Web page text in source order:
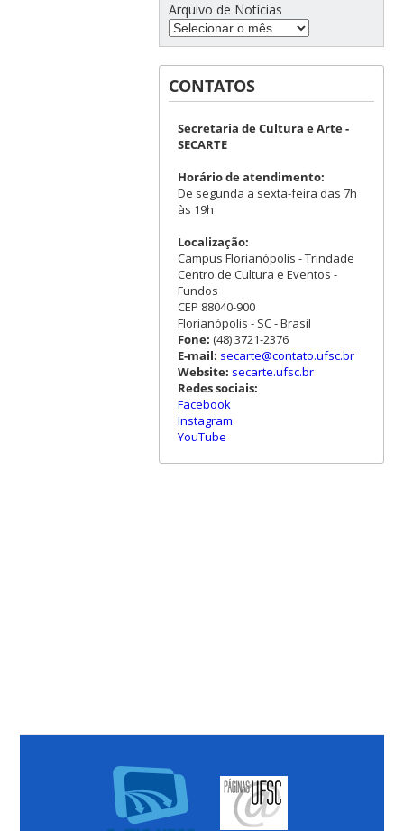
Arquivo de Notícias
CONTATOS
Secretaria de Cultura e Arte -
SECARTE
Horário de atendimento:
De segunda a sexta-feira das 7h
às 19h
Localização:
Campus Florianópolis - Trindade
Centro de Cultura e Eventos -
Fundos
CEP 88040-900
Florianópolis - SC - Brasil
Fone: (48) 3721-2376
E-mail: secarte@contato.ufsc.br
Website: secarte.ufsc.br
Redes sociais:
Facebook
Instagram
YouTube